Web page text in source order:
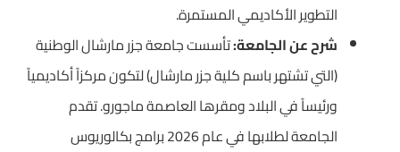
التطوير الأكاديمي المستمرة.
شرح عن الجامعة:تأسست جامعة جزر مارشال الوطنية
(التي تشتهر باسم كلية جزر مارشال) لتكون مركزاً أكاديمياً
ورئيساً في البلاد ومقرها العاصمة ماجورو. تقدم
الجامعة لطلابها في عام 2026 برامج بكالوريوس